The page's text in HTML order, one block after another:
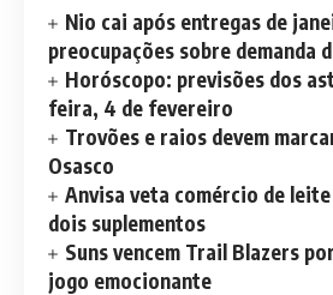
Nio cai após entregas de
preocupações sobre demanda
Horóscopo: previsões dos
feira, 4 de fevereiro
Trovões e raios devem
Osasco
Anvisa veta comércio de
dois suplementos
Suns vencem Trail Blazers
jogo emocionante